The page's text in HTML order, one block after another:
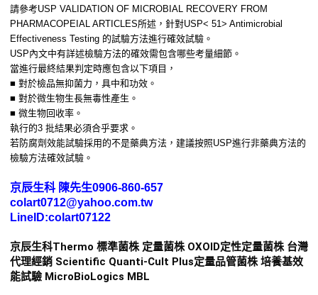
請參考USP VALIDATION OF MICROBIAL RECOVERY FROM
PHARMACOPEIAL ARTICLES所述，針對USP< 51> Antimicrobial
Effectiveness Testing 的試驗方法進行確效試驗。
USP內文中有詳述檢驗方法的確效需包含哪些考量細節。
當進行最終結果判定時應包含以下項目，
■ 對於檢品無抑菌力，具中和功效。
■ 對於微生物生長無毒性產生。
■ 微生物回收率。
執行的3 批結果必須合乎要求。
若防腐劑效能試驗採用的不是藥典方法，建議按照USP進行非藥典方法的
檢驗方法確效試驗。
京辰生科 陳先生0906-860-657
colart0712@yahoo.com.tw
LineID:colart07122
京辰生科Thermo 標準菌株 定量菌株 OXOID定性定量菌株 台灣
代理經銷 Scientific Quanti-Cult Plus定量品管菌株 培養基效
能試驗 MicroBioLogics MBL